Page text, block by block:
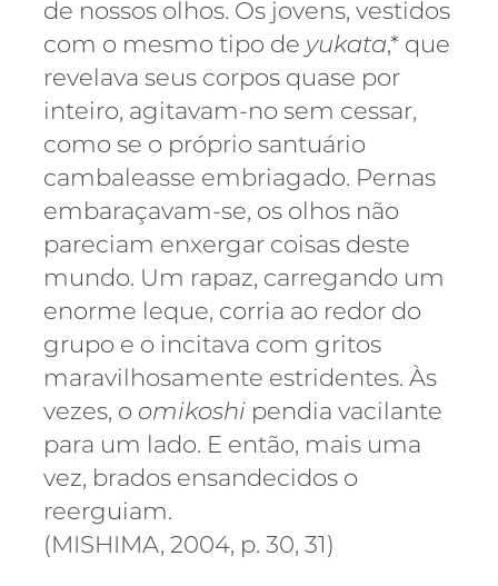
de nossos olhos. Os jovens, vestidos
com o mesmo tipo de yukata,* que
revelava seus corpos quase por
inteiro, agitavam-no sem cessar,
como se o próprio santuário
cambaleasse embriagado. Pernas
embaraçavam-se, os olhos não
pareciam enxergar coisas deste
mundo. Um rapaz, carregando um
enorme leque, corria ao redor do
grupo e o incitava com gritos
maravilhosamente estridentes. Às
vezes, o omikoshi pendia vacilante
para um lado. E então, mais uma
vez, brados ensandecidos o
reerguiam.
(MISHIMA, 2004, p. 30, 31)